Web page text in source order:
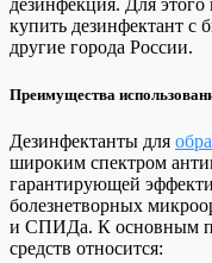
дезинфекция. Для этого
купить дезинфектант с
другие города России.
Преимущества
Дезинфектанты для
широким спектром
гарантирующей
болезнетворных
и СПИДа. К основным
средств относится: